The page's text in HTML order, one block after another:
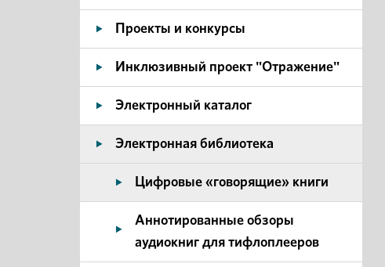
Проекты и конкурсы
Инклюзивный проект "Отражение"
Электронный каталог
Электронная библиотека
Цифровые «говорящие» книги
Аннотированные обзоры
аудиокниг для тифлоплееров